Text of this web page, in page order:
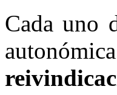
Cada uno